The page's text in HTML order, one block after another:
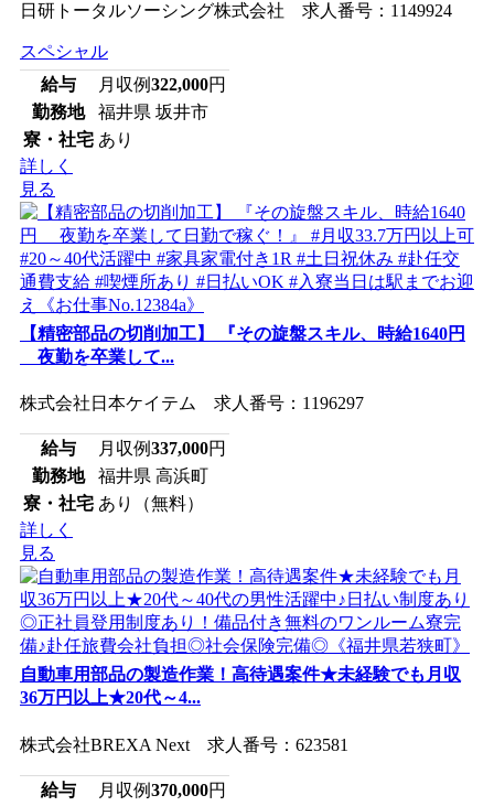
日研トータルソーシング株式会社 求人番号：1149924
スペシャル
給与
月収例322,000円
勤務地
福井県 坂井市
寮・社宅 あり
詳しく
見る
【精密部品の切削加工】 『その旋盤スキル、時給1640円
夜勤を卒業して...
株式会社日本ケイテム 求人番号：1196297
給与 月収例337,000円
勤務地
福井県 高浜町
寮・社宅 あり（無料）
詳しく
見る
自動車用部品の製造作業！高待遇案件★未経験でも月収
36万円以上★20代～4...
株式会社BREXA Next 求人番号：623581
給与 月収例370,000円